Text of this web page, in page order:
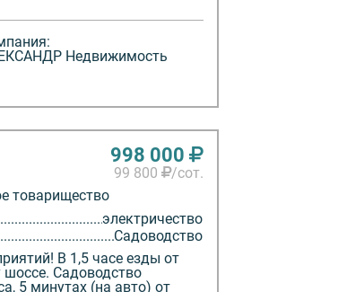
Недвижимость
998 000
99 800
/сот.
товарищество
электричество
Садоводство
В 1,5 часе езды от
шоссе. Садоводство
5 минутах (на авто) от